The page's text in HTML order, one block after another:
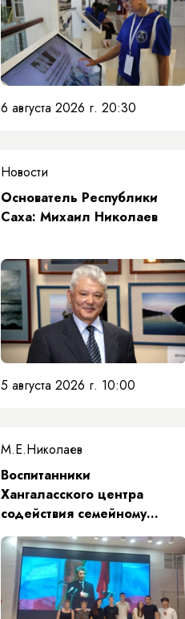
6 августа 2026 г. 20:30
Новости
Основатель Республики
Саха: Михаил Николаев
5 августа 2026 г. 10:00
М.Е.Николаев
​Воспитанники
Хангаласского центра
содействия семейному
воспитанию почтили память
Первого Президента Якутии